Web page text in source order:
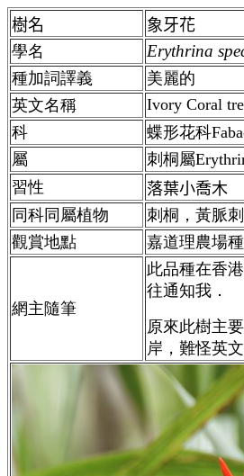
樹名
象牙花
學名
Erythrina
種加詞譯義
美麗的
英文名稱
Ivory Coral
科
蝶形花科
屬
刺桐屬
習性
落葉小喬木
同科同屬植物
刺桐，黃脈
觀賞地點
嘉道理農場
網主隨筆
此品種在香
往通知我．
原來此樹主
岸，難怪英